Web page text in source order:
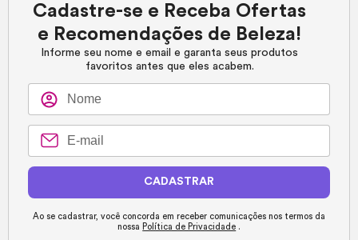
Cadastre-se e Receba Ofertas
e Recomendações de Beleza!
Informe seu nome e email e garanta seus produtos
favoritos antes que eles acabem.
CADASTRAR
Ao se cadastrar, você concorda em receber comunicações nos termos da
nossa Política de Privacidade .